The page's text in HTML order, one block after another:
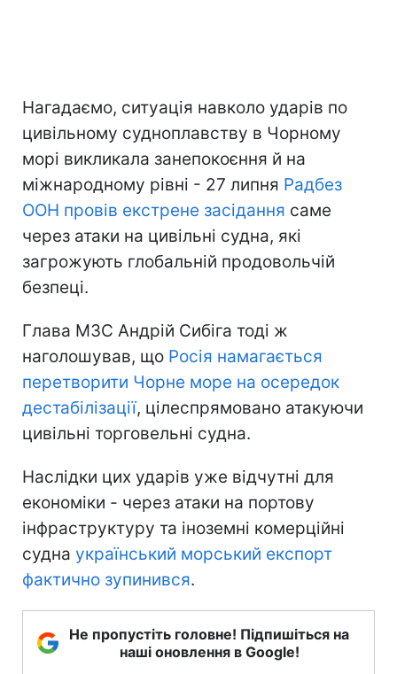
Нагадаємо, ситуація навколо ударів по
цивільному судноплавству в Чорному
морі викликала занепокоєння й на
міжнародному рівні - 27 липня Радбез
ООН провів екстрене засідання саме
через атаки на цивільні судна, які
загрожують глобальній продовольчій
безпеці.
Глава МЗС Андрій Сибіга тоді ж
наголошував, що Росія намагається
перетворити Чорне море на осередок
дестабілізації, цілеспрямовано атакуючи
цивільні торговельні судна.
Наслідки цих ударів уже відчутні для
економіки - через атаки на портову
інфраструктуру та іноземні комерційні
судна український морський експорт
фактично зупинився.
Не пропустіть головне! Підпишіться на
наші оновлення в Google!